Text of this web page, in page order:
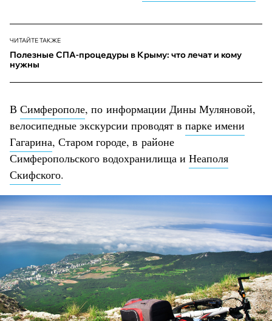
ЧИТАЙТЕ ТАКЖЕ
Полезные СПА-процедуры в Крыму: что лечат и кому
нужны
В Симферополе, по информации Дины Муляновой,
велосипедные экскурсии проводят в парке имени
Гагарина, Старом городе, в районе
Симферопольского водохранилища и Неаполя
Скифского.